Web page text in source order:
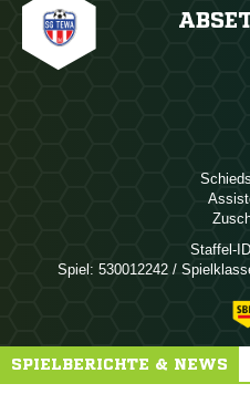
Staffel-
Spiel: 530012242 /
SPIELBERICHTE & NEWS